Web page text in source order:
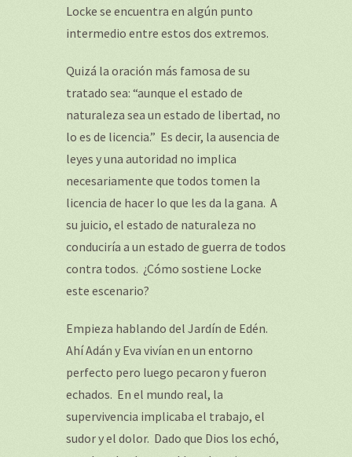
Locke se encuentra en algún punto
intermedio entre estos dos extremos.
Quizá la oración más famosa de su
tratado sea: “aunque el estado de
naturaleza sea un estado de libertad, no
lo es de licencia.” Es decir, la ausencia de
leyes y una autoridad no implica
necesariamente que todos tomen la
licencia de hacer lo que les da la gana. A
su juicio, el estado de naturaleza no
conduciría a un estado de guerra de todos
contra todos. ¿Cómo sostiene Locke
este escenario?
Empieza hablando del Jardín de Edén.
Ahí Adán y Eva vivían en un entorno
perfecto pero luego pecaron y fueron
echados. En el mundo real, la
supervivencia implicaba el trabajo, el
sudor y el dolor. Dado que Dios los echó,